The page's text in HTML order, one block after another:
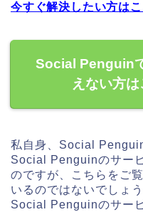
今すぐ解決したい方はこ
Social Penguin
えない方
私自身、Social
Social Penguinのサー
のですが、こちらをご
いるのではないでしょ
Social Penguinのサー